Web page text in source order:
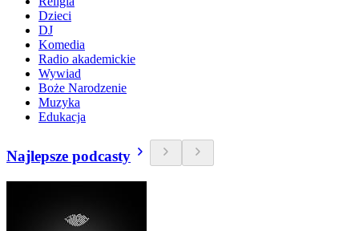
Dzieci
DJ
Komedia
Radio akademickie
Wywiad
Boże Narodzenie
Muzyka
Edukacja
Najlepsze podcasty